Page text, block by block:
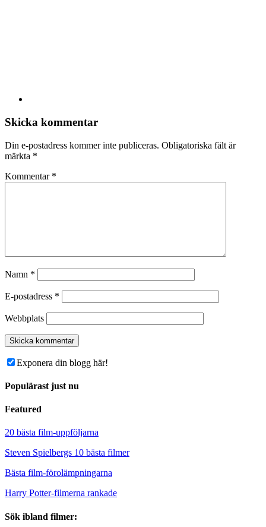
Skicka kommentar
Din e-postadress kommer inte publiceras. Obligatoriska fält är
märkta *
Kommentar *
Namn *
E-postadress *
Webbplats
Exponera din blogg här!
Populärast just nu
Featured
20 bästa film-uppföljarna
Steven Spielbergs 10 bästa filmer
Bästa film-förolämpningarna
Harry Potter-filmerna rankade
Sök ibland filmer: